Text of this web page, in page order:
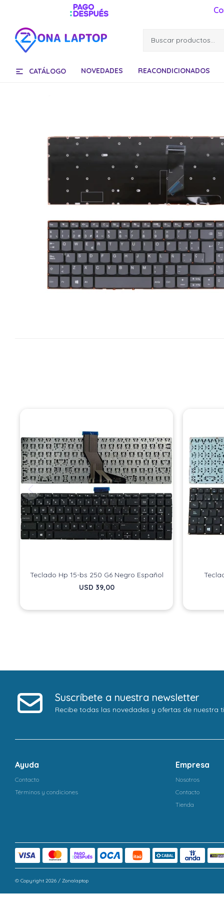
CATÁLOGO NOVEDADES REACONDICIONADOS
Teclado Hp 15-bs 250 G6 Negro Español
USD 39,00
Suscríbete a nuestra newsletter
Recibe todas las novedades y ofertas de nuestra
Ayuda
Contacto
Términos y condiciones
Empresa
Nosotros
Contacto
Tienda
© Copyright 2026 / Zonalaptop